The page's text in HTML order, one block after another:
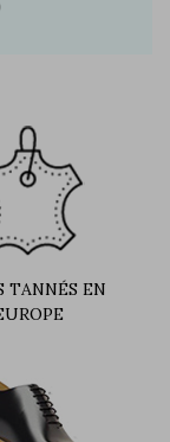
TANNÉS EN